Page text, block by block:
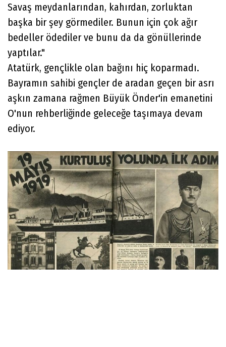
Savaş meydanlarından, kahırdan, zorluktan
başka bir şey görmediler. Bunun için çok ağır
bedeller ödediler ve bunu da da gönüllerinde
yaptılar."
Atatürk, gençlikle olan bağını hiç koparmadı.
Bayramın sahibi gençler de aradan geçen bir asrı
aşkın zamana rağmen Büyük Önder'in emanetini
O'nun rehberliğinde geleceğe taşımaya devam
ediyor.